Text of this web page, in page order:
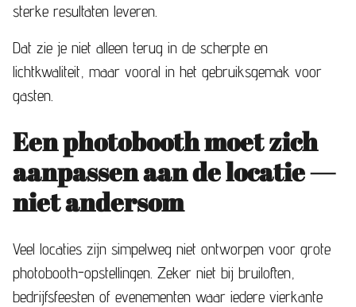
sterke resultaten leveren.
Dat zie je niet alleen terug in de scherpte en
lichtkwaliteit, maar vooral in het gebruiksgemak voor
gasten.
Een photobooth moet zich
aanpassen aan de locatie —
niet andersom
Veel locaties zijn simpelweg niet ontworpen voor grote
photobooth-opstellingen. Zeker niet bij bruiloften,
bedrijfsfeesten of evenementen waar iedere vierkante